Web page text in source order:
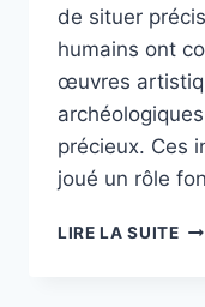
de situer
humains ont
œuvres
précieux. Ces
joué un rôle
LIRE LA SUITE